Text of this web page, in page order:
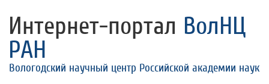
Интернет-портал ВолНЦ
РАН
Вологодский научный центр Российской академии наук